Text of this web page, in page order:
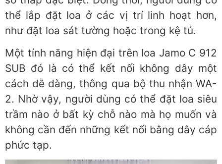
thể lắp đặt loa ở các vị trí linh hoạt hơn,
như đặt loa sát tường hoặc trong kệ tủ.
Một tính năng hiện đại trên loa Jamo C 912
SUB đó là có thể kết nối không dây một
cách dễ dàng, thông qua bộ thu nhận WA-
2. Nhờ vậy, người dùng có thể đặt loa siêu
trầm nào ở bất kỳ chỗ nào mà họ muốn và
không cần đến những kết nối bằng dây cáp
phức tạp.